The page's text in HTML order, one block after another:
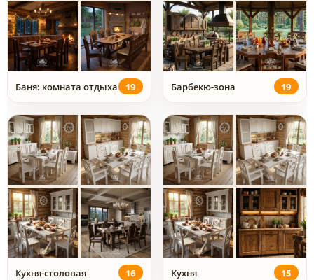
Баня: комната отдыха 19 Барбекю-зона 19
Кухня-столовая 16 Кухня 15